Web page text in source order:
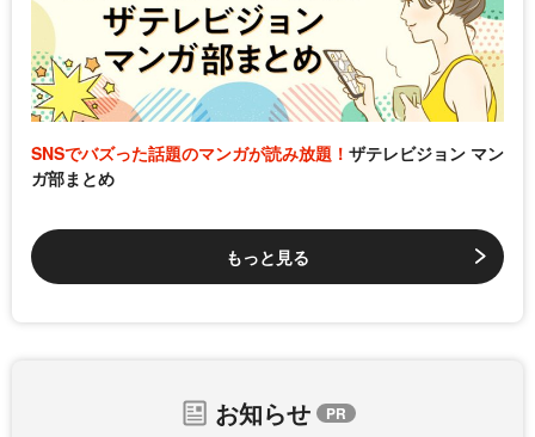
SNSでバズった話題のマンガが読み放題！ ザテレビジョン マン
ガ部まとめ
もっと見る
お知らせ